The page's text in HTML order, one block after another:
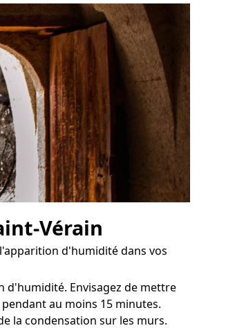
Vérain
d'humidité dans vos
d'humidité. Envisagez de mettre
au moins 15 minutes.
la condensation sur les murs.